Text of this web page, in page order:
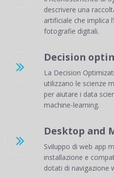
descrivere una
artificiale che implica
fotografie digitali.

Decision
La Decision
utilizzano le scienze
per aiutare i data
machine-learning.

Desktop and
Sviluppo di web app
installazione e
dotati di navigazione